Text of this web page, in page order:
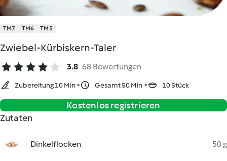
TM7 TM6 TM5
Zwiebel-Kürbiskern-Taler
3.8 68 Bewertungen
Zubereitung 10 Min Gesamt 50 Min 10 Stück
Kostenlos registrieren
Zutaten
Dinkelflocken 50 g